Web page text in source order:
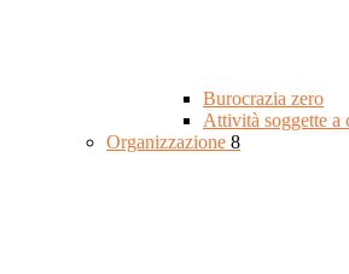
Burocrazia zero
Attività soggette a
Organizzazione 8